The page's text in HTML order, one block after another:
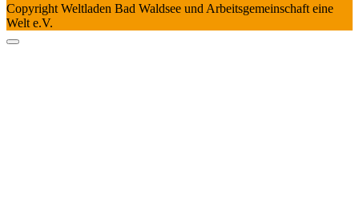
Copyright Weltladen Bad Waldsee und Arbeitsgemeinschaft eine
Welt e.V.
Gehe